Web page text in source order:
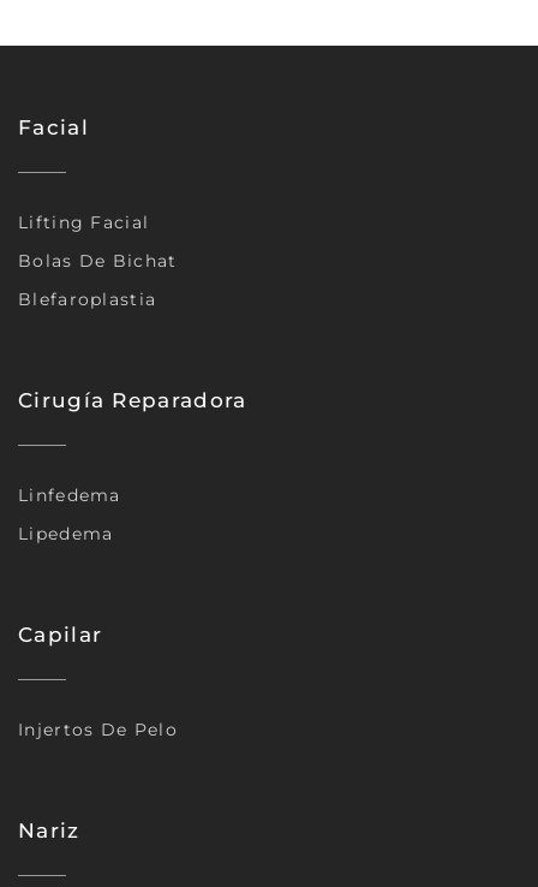
Facial
Lifting Facial
Bolas De Bichat
Blefaroplastia
Cirugía Reparadora
Linfedema
Lipedema
Capilar
Injertos De Pelo
Nariz